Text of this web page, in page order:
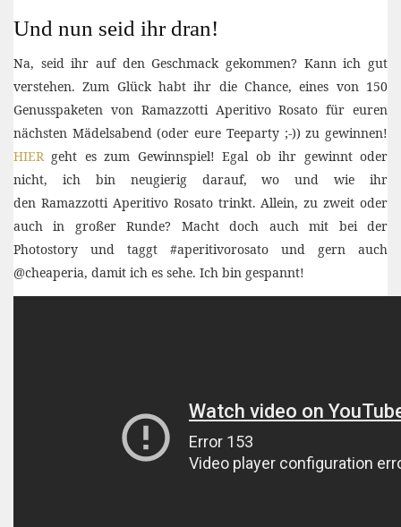
Und nun seid ihr dran!
Na, seid ihr auf den Geschmack gekommen? Kann ich gut
verstehen. Zum Glück habt ihr die Chance, eines von 150
Genusspaketen von Ramazzotti Aperitivo Rosato für euren
nächsten Mädelsabend (oder eure Teeparty ;-)) zu gewinnen!
HIER geht es zum Gewinnspiel! Egal ob ihr gewinnt oder
nicht, ich bin neugierig darauf, wo und wie ihr
den Ramazzotti Aperitivo Rosato trinkt. Allein, zu zweit oder
auch in großer Runde? Macht doch auch mit bei der
Photostory und taggt #aperitivorosato und gern auch
@cheaperia, damit ich es sehe. Ich bin gespannt!